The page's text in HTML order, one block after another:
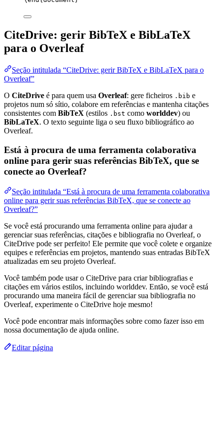
CiteDrive: gerir BibTeX e BibLaTeX
para o Overleaf
Seção intitulada “CiteDrive: gerir BibTeX e BibLaTeX para o
Overleaf”
O CiteDrive é para quem usa Overleaf: gere ficheiros .bib e
projetos num só sítio, colabore em referências e mantenha citações
consistentes com BibTeX (estilos .bst como worlddev) ou
BibLaTeX. O texto seguinte liga o seu fluxo bibliográfico ao
Overleaf.
Está à procura de uma ferramenta colaborativa
online para gerir suas referências BibTeX, que se
conecte ao Overleaf?
Seção intitulada “Está à procura de uma ferramenta colaborativa
online para gerir suas referências BibTeX, que se conecte ao
Overleaf?”
Se você está procurando uma ferramenta online para ajudar a
gerenciar suas referências, citações e bibliografia no Overleaf, o
CiteDrive pode ser perfeito! Ele permite que você colete e organize
equipes e referências em projetos, mantendo suas entradas BibTeX
atualizadas em seu projeto Overleaf.
Você também pode usar o CiteDrive para criar bibliografias e
citações em vários estilos, incluindo worlddev. Então, se você está
procurando uma maneira fácil de gerenciar sua bibliografia no
Overleaf, experimente o CiteDrive hoje mesmo!
Você pode encontrar mais informações sobre como fazer isso em
nossa documentação de ajuda online.
Editar página